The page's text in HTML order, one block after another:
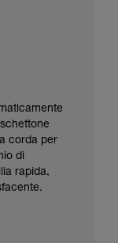
corda per
di
rapida,